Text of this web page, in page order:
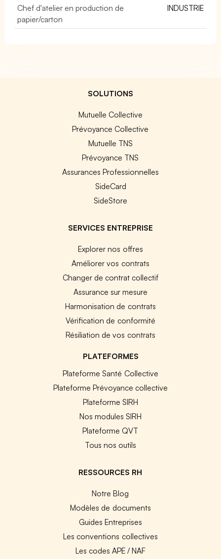
Chef d'atelier en production de
papier/carton
INDUSTRIE
SOLUTIONS
Mutuelle Collective
Prévoyance Collective
Mutuelle TNS
Prévoyance TNS
Assurances Professionnelles
SideCard
SideStore
SERVICES ENTREPRISE
Explorer nos offres
Améliorer vos contrats
Changer de contrat collectif
Assurance sur mesure
Harmonisation de contrats
Vérification de conformité
Résiliation de vos contrats
PLATEFORMES
Plateforme Santé Collective
Plateforme Prévoyance collective
Plateforme SIRH
Nos modules SIRH
Plateforme QVT
Tous nos outils
RESSOURCES RH
Notre Blog
Modèles de documents
Guides Entreprises
Les conventions collectives
Les codes APE / NAF